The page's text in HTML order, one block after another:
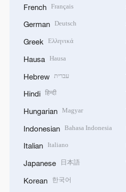
French Français
German Deutsch
Greek Ελληνικά
Hausa Hausa
Hebrew עברית
Hindi हिन्दी
Hungarian Magyar
Indonesian Bahasa Indonesia
Italian Italiano
Japanese 日本語
Korean 한국어